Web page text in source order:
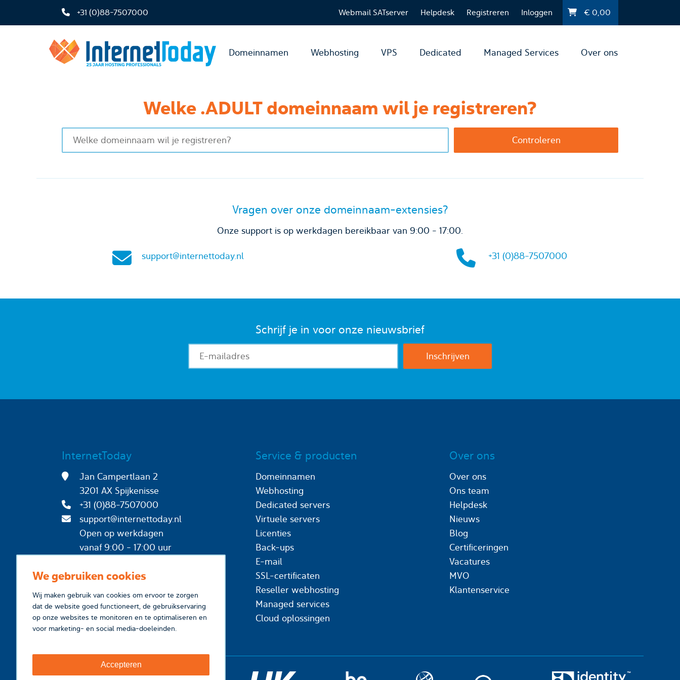
We gebruiken cookies
Wij maken gebruik van cookies om ervoor te zorgen
dat de website goed functioneert, de gebruikservaring
op onze websites te monitoren en te optimaliseren en
voor marketing- en social media-doeleinden.
Accepteren
+31 (0)88-7507000 Webmail SATserver Helpdesk Registreren Inloggen €0,00
Domeinnamen Webhosting VPS Dedicated Managed Services Over ons
Welke .ADULT domeinnaam wil je registreren?
Vragen over onze domeinnaam-extensies?
Onze support is op werkdagen bereikbaar van 9:00 - 17:00.
support@internettoday.nl +31 (0)88-7507000
Schrijf je in voor onze nieuwsbrief
InternetToday
Jan Campertlaan 2
3201 AX Spijkenisse
+31 (0)88-7507000
support@internettoday.nl
Open op werkdagen
vanaf 9:00 - 17:00 uur
Service & producten
Domeinnamen
Webhosting
Dedicated servers
Virtuele servers
Licenties
Back-ups
E-mail
SSL-certificaten
Reseller webhosting
Managed services
Cloud oplossingen
Over ons
Over ons
Ons team
Helpdesk
Nieuws
Blog
Certificeringen
Vacatures
MVO
Klantenservice